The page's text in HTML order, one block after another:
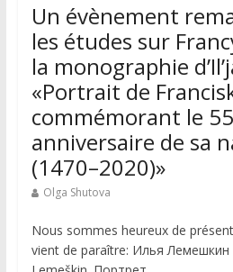
Un évènement
les études sur
la monographie
«Portrait de
commémorant le
anniversaire de sa
(1470–2020)»
Olga Shutova
Nous sommes heureux de
vient de paraître: Илья Лемешкин